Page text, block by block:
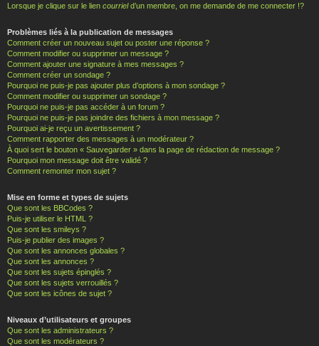
Lorsque je clique sur le lien courrield’un membre, on me demande de me connecter !?
Problèmes liés à la publication de messages
Comment créer un nouveau sujet ou poster une réponse ?
Comment modifier ou supprimer un message ?
Comment ajouter une signature à mes messages ?
Comment créer un sondage ?
Pourquoi ne puis-je pas ajouter plus d’options à mon sondage ?
Comment modifier ou supprimer un sondage ?
Pourquoi ne puis-je pas accéder à un forum ?
Pourquoi ne puis-je pas joindre des fichiers à mon message ?
Pourquoi ai-je reçu un avertissement ?
Comment rapporter des messages à un modérateur ?
À quoi sert le bouton « Sauvegarder » dans la page de rédaction de message ?
Pourquoi mon message doit être validé ?
Comment remonter mon sujet ?
Mise en forme et types de sujets
Que sont les BBCodes ?
Puis-je utiliser le HTML ?
Que sont les smileys ?
Puis-je publier des images ?
Que sont les annonces globales ?
Que sont les annonces ?
Que sont les sujets épinglés ?
Que sont les sujets verrouillés ?
Que sont les icônes de sujet ?
Niveaux d’utilisateurs et groupes
Que sont les administrateurs ?
Que sont les modérateurs ?